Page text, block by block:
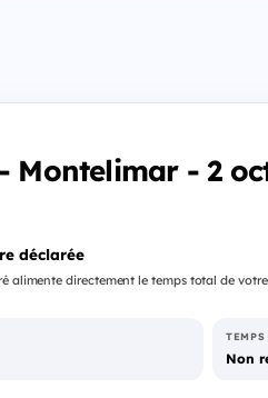
Montelimar - 2
déclarée
alimente directement le temps total de
TEMPS
Non